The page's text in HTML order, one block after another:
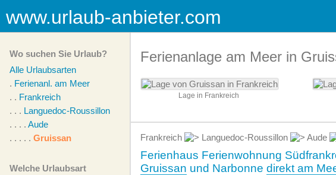
www.urlaub-anbieter.com
Wo suchen Sie Urlaub?
Alle Urlaubsarten
. Ferienanl. am Meer
. . Frankreich
. . . Languedoc-Roussillon
. . . . Aude
. . . . . Gruissan
Welche Urlaubsart
Ferienanlage am Meer in
Lage in Frankreich
Frankreich Languedoc-Roussillon Aude
Ferienhaus Ferienwohnung
Gruissan und Narbonne direkt am